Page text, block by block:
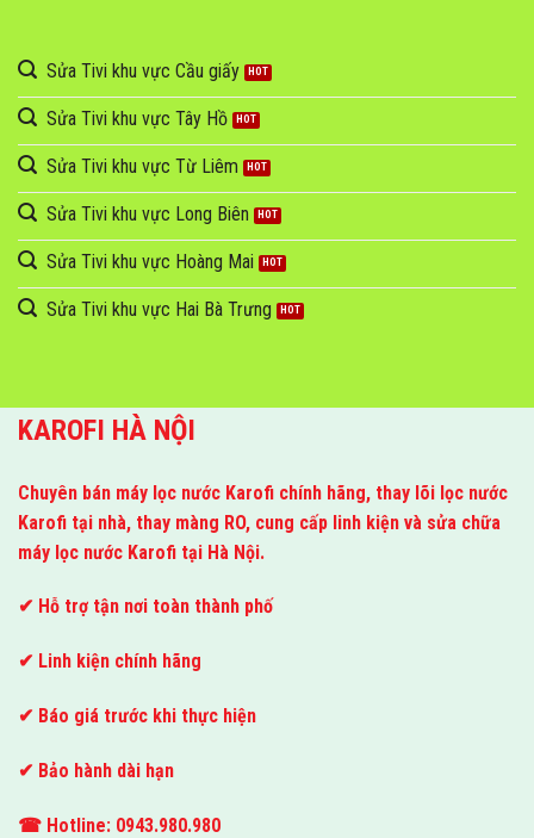
Sửa Tivi khu vực Cầu giấy
Sửa Tivi khu vực Tây Hồ
Sửa Tivi khu vực Từ Liêm
Sửa Tivi khu vực Long Biên
Sửa Tivi khu vực Hoàng Mai
Sửa Tivi khu vực Hai Bà Trưng
KAROFI HÀ NỘI
Chuyên bán máy lọc nước Karofi chính hãng, thay lõi lọc nước
Karofi tại nhà, thay màng RO, cung cấp linh kiện và sửa chữa
máy lọc nước Karofi tại Hà Nội.
✔ Hỗ trợ tận nơi toàn thành phố
✔ Linh kiện chính hãng
✔ Báo giá trước khi thực hiện
✔ Bảo hành dài hạn
☎ Hotline: 0943.980.980